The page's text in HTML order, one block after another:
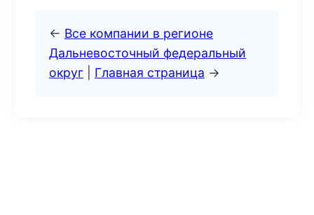
← Все компании в регионе
Дальневосточный федеральный
округ
Главная страница →